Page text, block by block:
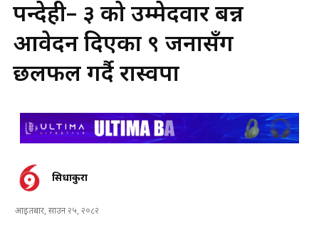
रुपन्देही– ३ को उम्मेदवार बन्न
आवेदन दिएका ९ जनासँग
छलफल गर्दै रास्वपा
सिधाकुरा
आइतबार, साउन २५, २०८२